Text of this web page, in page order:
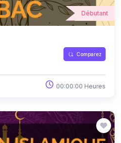
Débutant
Comparez
00:00:00 Heures